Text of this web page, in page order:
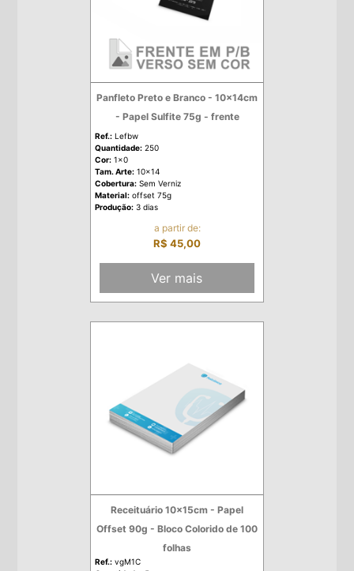
Panfleto Preto e Branco - 10x14cm
- Papel Sulfite 75g - frente
Ref.: Lefbw
Quantidade: 250
Cor: 1x0
Tam. Arte: 10x14
Cobertura: Sem Verniz
Material: offset 75g
Produção: 3 dias
a partir de:
R$ 45,00
Ver mais
Receituário 10x15cm - Papel
Offset 90g - Bloco Colorido de 100
folhas
Ref.: vgM1C